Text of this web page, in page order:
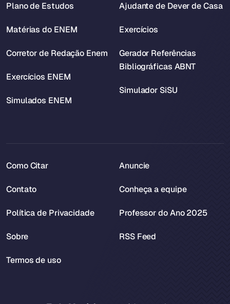
Plano de Estudos
Matérias do ENEM
Corretor de Redação Enem
Exercícios ENEM
Simulados ENEM
Ajudante de Dever de Casa
Exercícios
Gerador Referências
Bibliográficas ABNT
Simulador SiSU
Como Citar
Contato
Política de Privacidade
Sobre
Termos de uso
Anuncie
Conheça a equipe
Professor do Ano 2025
RSS Feed